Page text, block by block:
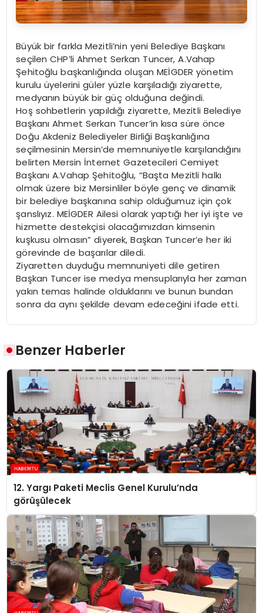
Büyük bir farkla Mezitli’nin yeni Belediye Başkanı
seçilen CHP’li Ahmet Serkan Tuncer, A.Vahap
Şehitoğlu başkanlığında oluşan MEİGDER yönetim
kurulu üyelerini güler yüzle karşıladığı ziyarette,
medyanın büyük bir güç olduğuna değindi.
Hoş sohbetlerin yapıldığı ziyarette, Mezitli Belediye
Başkanı Ahmet Serkan Tuncer’in kısa süre önce
Doğu Akdeniz Belediyeler Birliği Başkanlığına
seçilmesinin Mersin’de memnuniyetle karşılandığını
belirten Mersin İnternet Gazetecileri Cemiyet
Başkanı A.Vahap Şehitoğlu, “Başta Mezitli halkı
olmak üzere biz Mersinliler böyle genç ve dinamik
bir belediye başkanına sahip olduğumuz için çok
şanslıyız. MEİGDER Ailesi olarak yaptığı her iyi işte ve
hizmette destekçisi olacağımızdan kimsenin
kuşkusu olmasın” diyerek, Başkan Tuncer’e her iki
görevinde de başarılar diledi.
Ziyaretten duyduğu memnuniyeti dile getiren
Başkan Tuncer ise medya mensuplarıyla her zaman
yakın temas halinde olduklarını ve bunun bundan
sonra da aynı şekilde devam edeceğini ifade etti.
Benzer Haberler
12. Yargı Paketi Meclis Genel Kurulu’nda
görüşülecek